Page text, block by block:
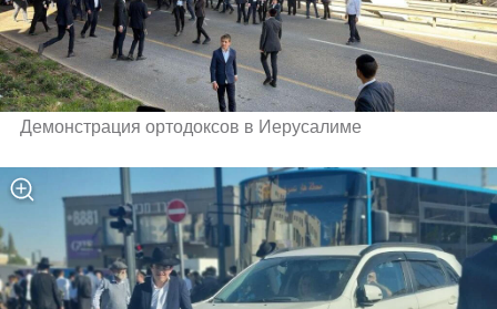
Демонстрация ортодоксов в Иерусалиме